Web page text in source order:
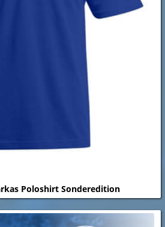
Poloshirt Sonderedition